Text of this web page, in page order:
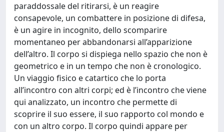
paraddossale del ritirarsi, è un reagire
consapevole, un combattere in posizione di difesa,
è un agire in incognito, dello scomparire
momentaneo per abbandonarsi all’apparizione
dell’altro. Il corpo si dispiega nello spazio che non è
geometrico e in un tempo che non è cronologico.
Un viaggio fisico e catartico che lo porta
all’incontro con altri corpi; ed è l’incontro che viene
qui analizzato, un incontro che permette di
scoprire il suo essere, il suo rapporto col mondo e
con un altro corpo. Il corpo quindi appare per